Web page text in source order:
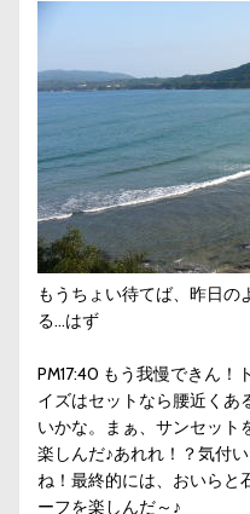
もうちょい待てば、昨日の
る…はず
PM17:40 もう我慢できん
イズはセットなら腰近くあ
いかな。まぁ、サンセット
楽しんだ♪あれれ！？気付
ね！最終的には、おいらと
ーフを楽しんだ～♪